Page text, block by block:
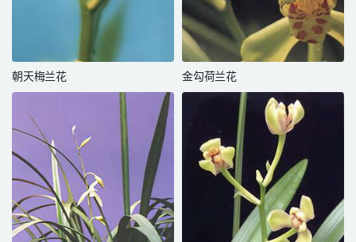
朝天梅兰花 金勾荷兰花